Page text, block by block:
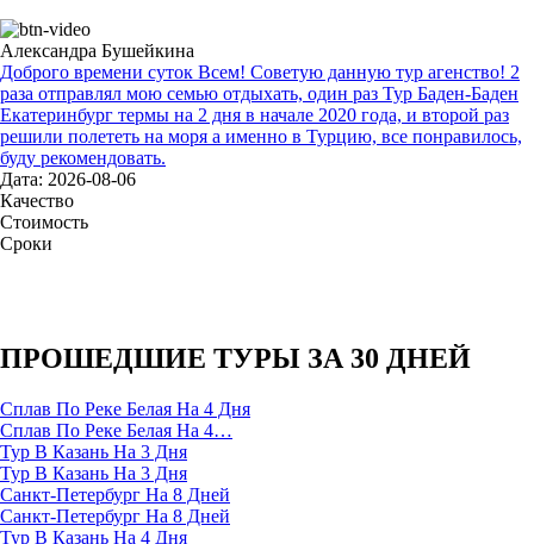
Александра Бушейкина
Доброго времени суток Всем! Советую данную тур агенство! 2
раза отправлял мою семью отдыхать, один раз Тур Баден-Баден
Екатеринбург термы на 2 дня в начале 2020 года, и второй раз
решили полететь на моря а именно в Турцию, все понравилось,
буду рекомендовать.
Дата: 2026-08-06
Качество
Стоимость
Сроки
ПРОШЕДШИЕ ТУРЫ ЗА 30 ДНЕЙ
Сплав По Реке Белая На 4 Дня
Сплав По Реке Белая На 4…
Тур В Казань На 3 Дня
Тур В Казань На 3 Дня
Санкт-Петербург На 8 Дней
Санкт-Петербург На 8 Дней
Тур В Казань На 4 Дня